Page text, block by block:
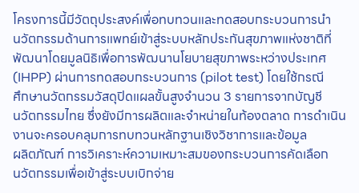
โครงการนี้มีวัตถุประสงค์เพื่อทบทวนและทดสอบกระบวนการนำ
นวัตกรรมด้านการแพทย์เข้าสู่ระบบหลักประกันสุขภาพแห่งชาติที่
พัฒนาโดยมูลนิธิเพื่อการพัฒนานโยบายสุขภาพระหว่างประเทศ
(IHPP) ผ่านการทดสอบกระบวนการ (pilot test) โดยใช้กรณี
ศึกษานวัตกรรมวัสดุปิดแผลขั้นสูงจำนวน 3 รายการจากบัญชี
นวัตกรรมไทย ซึ่งยังมีการผลิตและจำหน่ายในท้องตลาด การดำเนิน
งานจะครอบคลุมการทบทวนหลักฐานเชิงวิชาการและข้อมูล
ผลิตภัณฑ์ การวิเคราะห์ความเหมาะสมของกระบวนการคัดเลือก
นวัตกรรมเพื่อเข้าสู่ระบบเบิกจ่าย